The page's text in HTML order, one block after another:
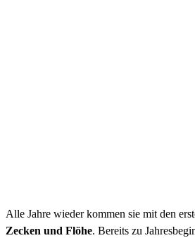
Alle Jahre wieder kommen sie mit den
Zecken und Flöhe. Bereits zu